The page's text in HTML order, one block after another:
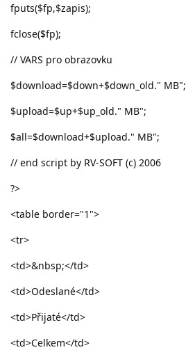
fputs($fp,$zapis);
fclose($fp);
// VARS pro obrazovku
$download=$down+$down_old." MB";
$upload=$up+$up_old." MB";
$all=$download+$upload." MB";
// end script by RV-SOFT (c) 2006
?>
<table border="1">
<tr>
<td>&nbsp;</td>
<td>Odeslané</td>
<td>Přijaté</td>
<td>Celkem</td>